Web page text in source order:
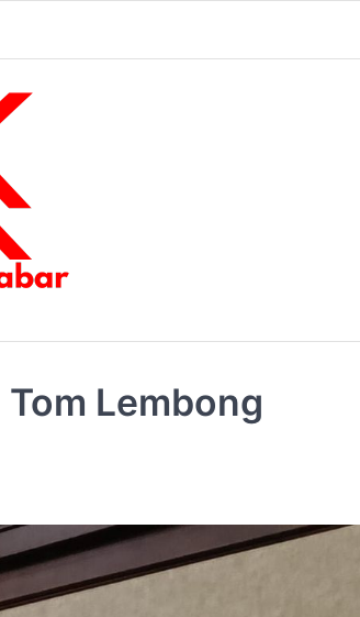
Lembong